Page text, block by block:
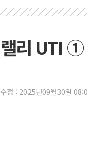
리 UTI ①
정 : 2025년09월30일